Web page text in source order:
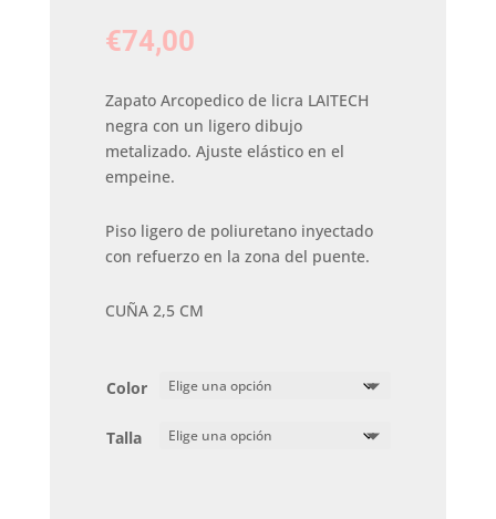
€74,00
Zapato Arcopedico de licra LAITECH
negra con un ligero dibujo
metalizado. Ajuste elástico en el
empeine.
Piso ligero de poliuretano inyectado
con refuerzo en la zona del puente.
CUÑA 2,5 CM
Color
Talla